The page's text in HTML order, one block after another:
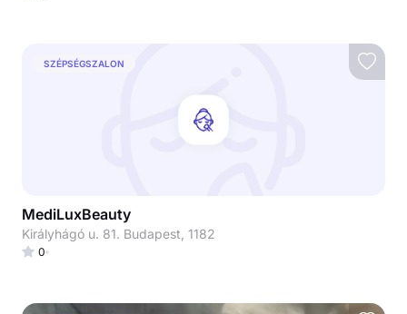
SZÉPSÉGSZALON
MediLuxBeauty
Királyhágó u. 81. Budapest, 1182
0